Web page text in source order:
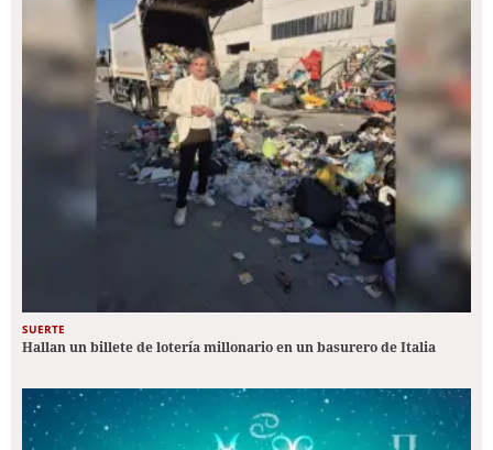
SUERTE
Hallan un billete de lotería millonario en un basurero de Italia